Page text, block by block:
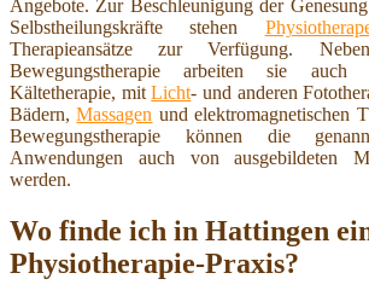
Angebote. Zur Beschleunigung der
Selbstheilungskräfte stehen
Therapieansätze zur Verfügung.
Bewegungstherapie arbeiten sie
Kältetherapie, mitLicht- und anderen
Bädern,Massagen und elektromagnetischen
Bewegungstherapie können die
Anwendungen auch von ausgebildeten
werden.
Wo finde ich in Hattingen
Physiotherapie-Praxis?